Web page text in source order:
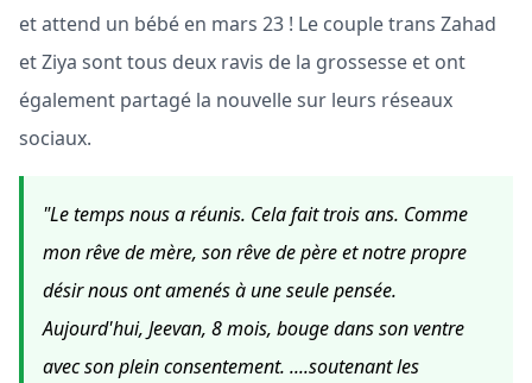
et attend un bébé en mars 23 ! Le couple trans Zahad
et Ziya sont tous deux ravis de la grossesse et ont
également partagé la nouvelle sur leurs réseaux
sociaux.
"Le temps nous a réunis. Cela fait trois ans. Comme
mon rêve de mère, son rêve de père et notre propre
désir nous ont amenés à une seule pensée.
Aujourd'hui, Jeevan, 8 mois, bouge dans son ventre
avec son plein consentement. ....soutenant les